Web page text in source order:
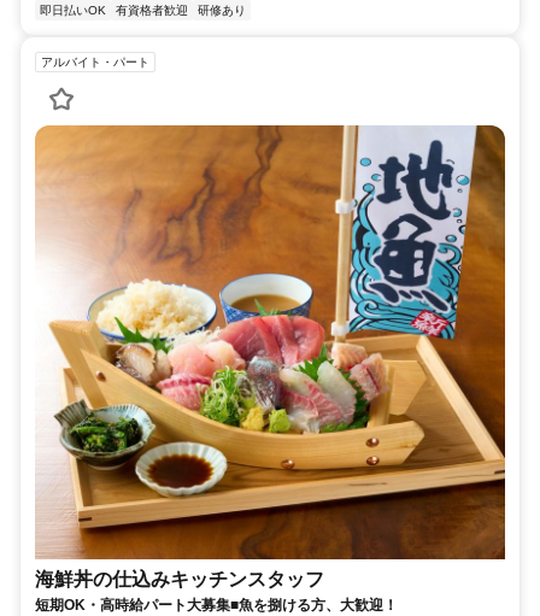
即日払いOK 有資格者歓迎 研修あり
アルバイト・パート
海鮮丼の仕込みキッチンスタッフ
短期OK・高時給パート大募集■魚を捌ける方、大歓迎！